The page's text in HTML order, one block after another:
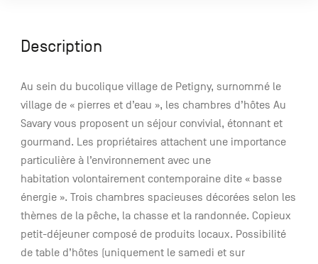
Description
Au sein du bucolique village de Petigny, surnommé le
village de « pierres et d’eau », les chambres d’hôtes Au
Savary vous proposent un séjour convivial, étonnant et
gourmand. Les propriétaires attachent une importance
particulière à l’environnement avec une
habitation volontairement contemporaine dite « basse
énergie ». Trois chambres spacieuses décorées selon les
thèmes de la pêche, la chasse et la randonnée. Copieux
petit-déjeuner composé de produits locaux. Possibilité
de table d’hôtes (uniquement le samedi et sur